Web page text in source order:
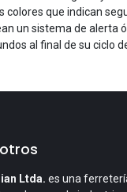
que indican
un sistema de alerta
al final de su ciclo
Ltda. es una